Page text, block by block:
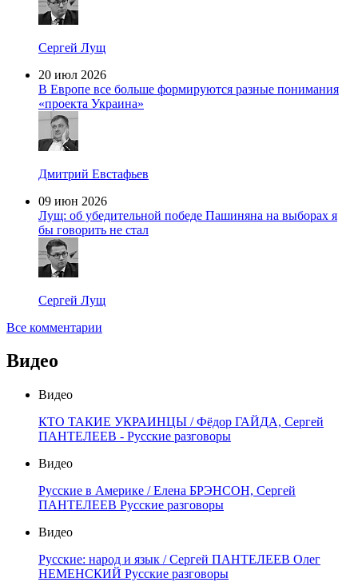
Сергей Лущ
20 июл 2026
В Европе все больше формируются разные понимания
«проекта Украина»
Дмитрий Евстафьев
09 июн 2026
Лущ: об убедительной победе Пашиняна на выборах я
бы говорить не стал
Сергей Лущ
Все комментарии
Видео
Видео
КТО ТАКИЕ УКРАИНЦЫ / Фёдор ГАЙДА, Сергей
ПАНТЕЛЕЕВ - Русские разговоры
Видео
Русские в Америке / Елена БРЭНСОН, Сергей
ПАНТЕЛЕЕВ Русские разговоры
Видео
Русские: народ и язык / Сергей ПАНТЕЛЕЕВ Олег
НЕМЕНСКИЙ Русские разговоры